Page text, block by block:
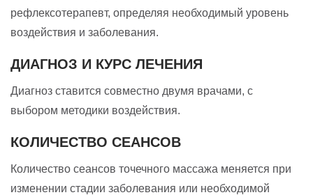
рефлексотерапевт, определяя необходимый уровень
воздействия и заболевания.
ДИАГНОЗ И КУРС ЛЕЧЕНИЯ
Диагноз ставится совместно двумя врачами, с
выбором методики воздействия.
КОЛИЧЕСТВО СЕАНСОВ
Количество сеансов точечного массажа меняется при
изменении стадии заболевания или необходимой